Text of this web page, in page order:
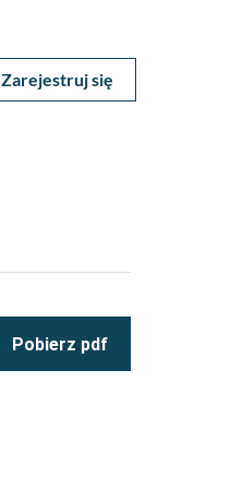
Zarejestruj się
Pobierz pdf